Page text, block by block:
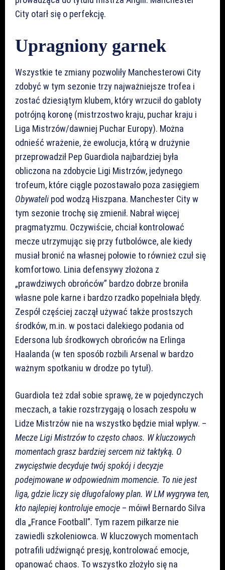
City otarł się o perfekcję.
Upragniony garnek
Wszystkie te zmiany pozwoliły Manchesterowi City
zdobyć w tym sezonie trzy najważniejsze trofea i
zostać dziesiątym klubem, który wrzucił do gabloty
potrójną koronę (mistrzostwo kraju, puchar kraju i
Liga Mistrzów/dawniej Puchar Europy). Można
odnieść wrażenie, że ewolucja, którą w drużynie
przeprowadził Pep Guardiola najbardziej była
obliczona na zdobycie Ligi Mistrzów, jedynego
trofeum, które ciągle pozostawało poza zasięgiem
Obywateli pod wodzą Hiszpana. Manchester City w
tym sezonie trochę się zmienił. Nabrał więcej
pragmatyzmu. Oczywiście, chciał kontrolować
mecze utrzymując się przy futbolówce, ale kiedy
musiał bronić na własnej połowie to również czuł się
komfortowo. Linia defensywy złożona z
„prawdziwych obrońców” bardzo dobrze broniła
własne pole karne i bardzo rzadko popełniała błędy.
Zespół częściej zaczął używać także prostszych
środków, m.in. w postaci dalekiego podania od
Edersona lub środkowych obrońców na Erlinga
Haalanda (w ten sposób rozbili Arsenal w bardzo
ważnym spotkaniu w drodze po tytuł).
Guardiola też zdał sobie sprawę, że w pojedynczych
meczach, a takie rozstrzygają o losach zespołu w
Lidze Mistrzów nie na wszystko będzie miał wpływ. –
Mecze Ligi Mistrzów to często chaos. W kluczowych
momentach grasz bardziej sercem niż taktyką. O
zwycięstwie decyduje twój spokój i decyzje
podejmowane w odpowiednim momencie. To nie jest
liga, gdzie liczy się długofalowy plan. W LM wygrywa ten,
kto najlepiej kontroluje emocje – móiwł Bernardo Silva
dla „France Football”. Tym razem piłkarze nie
zawiedli szkoleniowca. W kluczowych momentach
potrafili udźwignąć presję, kontrolować emocje,
opanować chaos. To wszystko złożyło się na